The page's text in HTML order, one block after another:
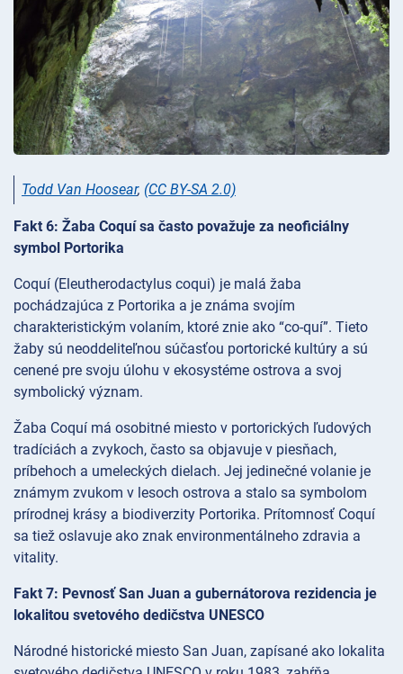
Todd Van Hoosear, (CC BY-SA 2.0)
Fakt 6: Žaba Coquí sa často považuje za neoficiálny
symbol Portorika
Coquí (Eleutherodactylus coqui) je malá žaba
pochádzajúca z Portorika a je známa svojím
charakteristickým volaním, ktoré znie ako “co-quí”. Tieto
žaby sú neoddeliteľnou súčasťou portorické kultúry a sú
cenené pre svoju úlohu v ekosystéme ostrova a svoj
symbolický význam.
Žaba Coquí má osobitné miesto v portorických ľudových
tradíciách a zvykoch, často sa objavuje v piesňach,
príbehoch a umeleckých dielach. Jej jedinečné volanie je
známym zvukom v lesoch ostrova a stalo sa symbolom
prírodnej krásy a biodiverzity Portorika. Prítomnosť Coquí
sa tiež oslavuje ako znak environmentálneho zdravia a
vitality.
Fakt 7: Pevnosť San Juan a gubernátorova rezidencia je
lokalitou svetového dedičstva UNESCO
Národné historické miesto San Juan, zapísané ako lokalita